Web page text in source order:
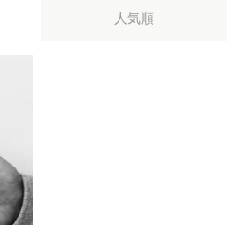
人気順